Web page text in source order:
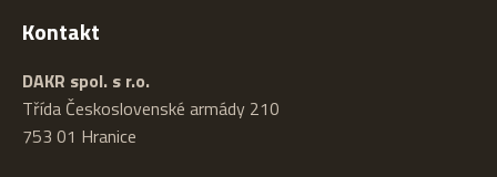
Kontakt
DAKR spol. s r.o.
Třída Československé armády 210
753 01 Hranice